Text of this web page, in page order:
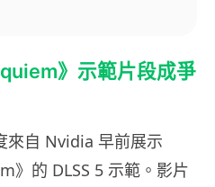
》示範片段成爭
來自 Nvidia 早前展示
》的 DLSS 5 示範。影片